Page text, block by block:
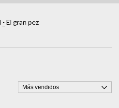
- El gran pez